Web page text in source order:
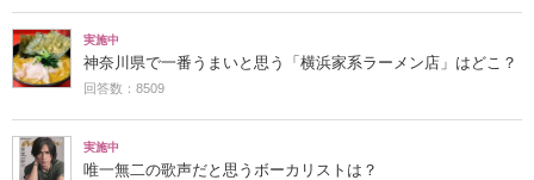
実施中
神奈川県で一番うまいと思う「横浜家系ラーメン店」はどこ？
回答数：8509
実施中
唯一無二の歌声だと思うボーカリストは？